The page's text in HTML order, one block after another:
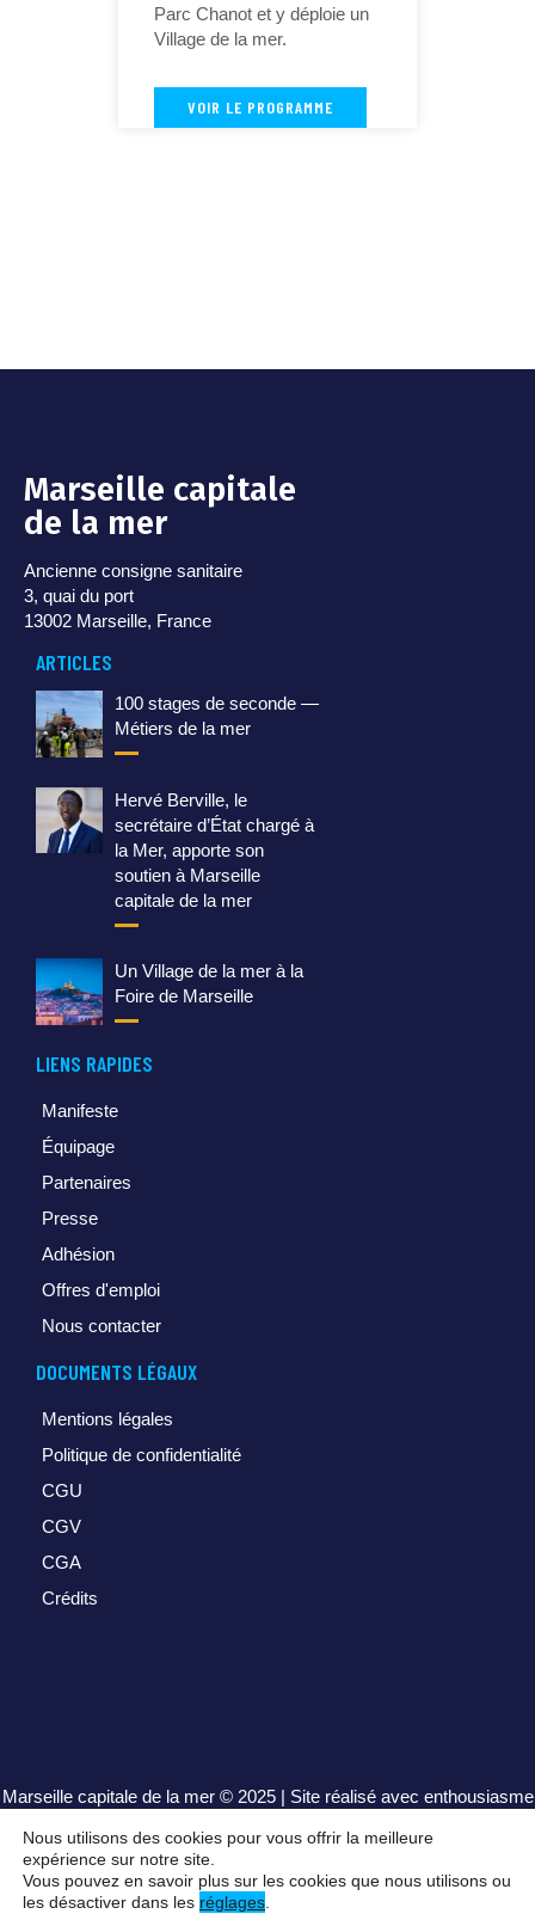
Parc Chanot et y déploie un
Village de la mer.
VOIR LE PROGRAMME
Marseille capitale
de la mer
Ancienne consigne sanitaire
3, quai du port
13002 Marseille, France
ARTICLES
100 stages de seconde —
Métiers de la mer
Hervé Berville, le
secrétaire d’État chargé à
la Mer, apporte son
soutien à Marseille
capitale de la mer
Un Village de la mer à la
Foire de Marseille
LIENS RAPIDES
Manifeste
Équipage
Partenaires
Presse
Adhésion
Offres d'emploi
Nous contacter
DOCUMENTS LÉGAUX
Mentions légales
Politique de confidentialité
CGU
CGV
CGA
Crédits
Marseille capitale de la mer© 2025 | Site réalisé avec enthousiasme
par
henrisequeira.com
Nous utilisons des cookies pour vous offrir la meilleure
expérience sur notre site.
Vous pouvez en savoir plus sur les cookies que nous utilisons ou
les désactiver dans les réglages